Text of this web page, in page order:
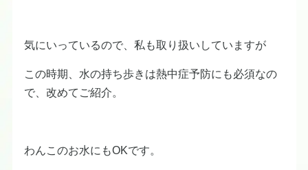
気にいっているので、私も取り扱いしていますが
この時期、水の持ち歩きは熱中症予防にも必須なの
で、改めてご紹介。
わんこのお水にもOKです。